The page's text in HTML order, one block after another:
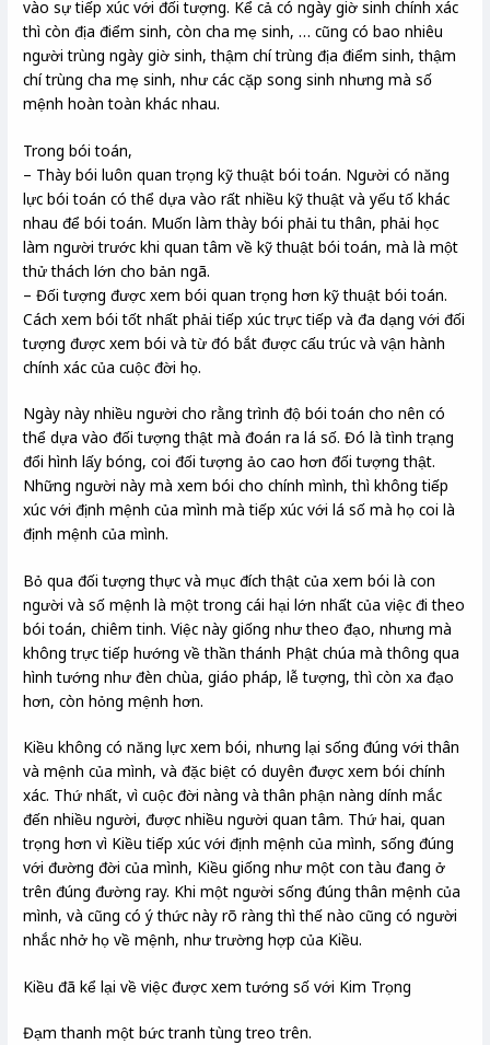
vào sự tiếp xúc với đối tượng. Kể cả có ngày giờ sinh chính xác
thì còn địa điểm sinh, còn cha mẹ sinh, … cũng có bao nhiêu
người trùng ngày giờ sinh, thậm chí trùng địa điểm sinh, thậm
chí trùng cha mẹ sinh, như các cặp song sinh nhưng mà số
mệnh hoàn toàn khác nhau.
Trong bói toán,
– Thày bói luôn quan trọng kỹ thuật bói toán. Người có năng
lực bói toán có thể dựa vào rất nhiều kỹ thuật và yếu tố khác
nhau để bói toán. Muốn làm thày bói phải tu thân, phải học
làm người trước khi quan tâm về kỹ thuật bói toán, mà là một
thử thách lớn cho bản ngã.
– Đối tượng được xem bói quan trọng hơn kỹ thuật bói toán.
Cách xem bói tốt nhất phải tiếp xúc trực tiếp và đa dạng với đối
tượng được xem bói và từ đó bắt được cấu trúc và vận hành
chính xác của cuộc đời họ.
Ngày này nhiều người cho rằng trình độ bói toán cho nên có
thể dựa vào đối tượng thật mà đoán ra lá số. Đó là tình trạng
đổi hình lấy bóng, coi đối tượng ảo cao hơn đối tượng thật.
Những người này mà xem bói cho chính mình, thì không tiếp
xúc với định mệnh của mình mà tiếp xúc với lá số mà họ coi là
định mệnh của mình.
Bỏ qua đối tượng thực và mục đích thật của xem bói là con
người và số mệnh là một trong cái hại lớn nhất của việc đi theo
bói toán, chiêm tinh. Việc này giống như theo đạo, nhưng mà
không trực tiếp hướng về thần thánh Phật chúa mà thông qua
hình tướng như đèn chùa, giáo pháp, lễ tượng, thì còn xa đạo
hơn, còn hỏng mệnh hơn.
Kiều không có năng lực xem bói, nhưng lại sống đúng với thân
và mệnh của mình, và đặc biệt có duyên được xem bói chính
xác. Thứ nhất, vì cuộc đời nàng và thân phận nàng dính mắc
đến nhiều người, được nhiều người quan tâm. Thứ hai, quan
trọng hơn vì Kiều tiếp xúc với định mệnh của mình, sống đúng
với đường đời của mình, Kiều giống như một con tàu đang ở
trên đúng đường ray. Khi một người sống đúng thân mệnh của
mình, và cũng có ý thức này rõ ràng thì thế nào cũng có người
nhắc nhở họ về mệnh, như trường hợp của Kiều.
Kiều đã kể lại về việc được xem tướng số với Kim Trọng
Đạm thanh một bức tranh tùng treo trên.